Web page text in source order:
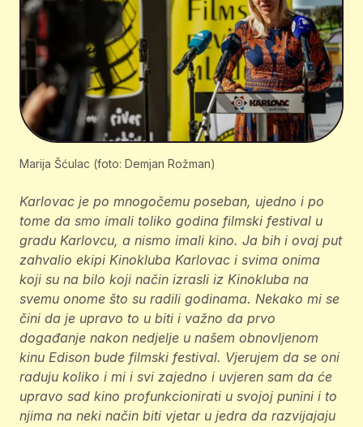
Marija Šćulac (foto: Demjan Rožman)
Karlovac je po mnogočemu poseban, ujedno i po
tome da smo imali toliko godina filmski festival u
gradu Karlovcu, a nismo imali kino. Ja bih i ovaj put
zahvalio ekipi Kinokluba Karlovac i svima onima
koji su na bilo koji način izrasli iz Kinokluba na
svemu onome što su radili godinama. Nekako mi se
čini da je upravo to u biti i važno da prvo
događanje nakon nedjelje u našem obnovljenom
kinu Edison bude filmski festival. Vjerujem da se oni
raduju koliko i mi i svi zajedno i uvjeren sam da će
upravo sad kino profunkcionirati u svojoj punini i to
njima na neki način biti vjetar u jedra da razvijajaju